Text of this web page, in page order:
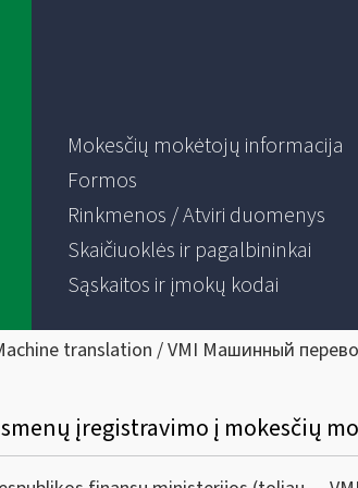
Mokesčių mokėtojų informacija
Formos
Rinkmenos / Atviri duomenys
Skaičiuoklės ir pagalbininkai
Sąskaitos ir įmokų kodai
translation / VMI Машинный